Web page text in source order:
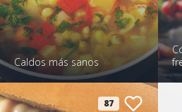
Caldos más sanos
87